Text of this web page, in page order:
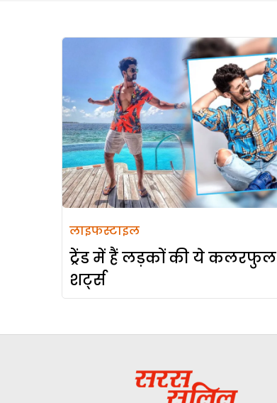
लाइफस्टाइल
ट्रेंड में हैं लड़कों की ये कलरफुल
शर्ट्स